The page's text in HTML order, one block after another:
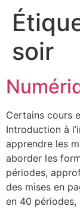
soir
Certains cours
Introduction à
apprendre les
aborder les
périodes,
des mises en
en 40